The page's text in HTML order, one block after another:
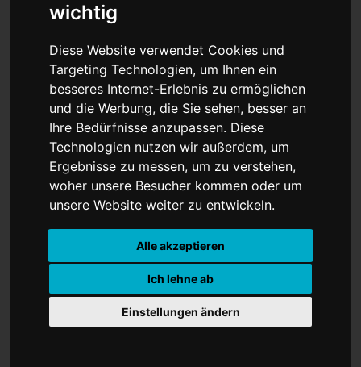
wichtig
Diese Website verwendet Cookies und
Targeting Technologien, um Ihnen ein
besseres Internet-Erlebnis zu ermöglichen
und die Werbung, die Sie sehen, besser an
Ihre Bedürfnisse anzupassen. Diese
Technologien nutzen wir außerdem, um
Ergebnisse zu messen, um zu verstehen,
woher unsere Besucher kommen oder um
unsere Website weiter zu entwickeln.
Alle akzeptieren
Ich lehne ab
Einstellungen ändern
Handelskrieg oder
Diplomatie? Trump sorgt
zum G7-Auftakt für neue
Konflikte